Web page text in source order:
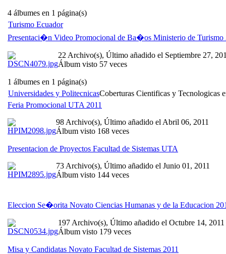
4 álbumes en 1 página(s)
Turismo Ecuador
Presentaci�n Video Promocional de Ba�os Ministerio de Turismo
22 Archivo(s), Último añadido el Septiembre 27,
Álbum visto 57 veces
1 álbumes en 1 página(s)
Universidades y PolitecnicasCoberturas Cientificas y Tecnologicas
Feria Promocional UTA 2011
98 Archivo(s), Último añadido el Abril 06, 2011
Álbum visto 168 veces
Presentacion de Proyectos Facultad de Sistemas UTA
73 Archivo(s), Último añadido el Junio 01, 2011
Álbum visto 144 veces
Eleccion Se�orita Novato Ciencias Humanas y de la Educacion
197 Archivo(s), Último añadido el Octubre 14, 2011
Álbum visto 179 veces
Misa y Candidatas Novato Facultad de Sistemas 2011